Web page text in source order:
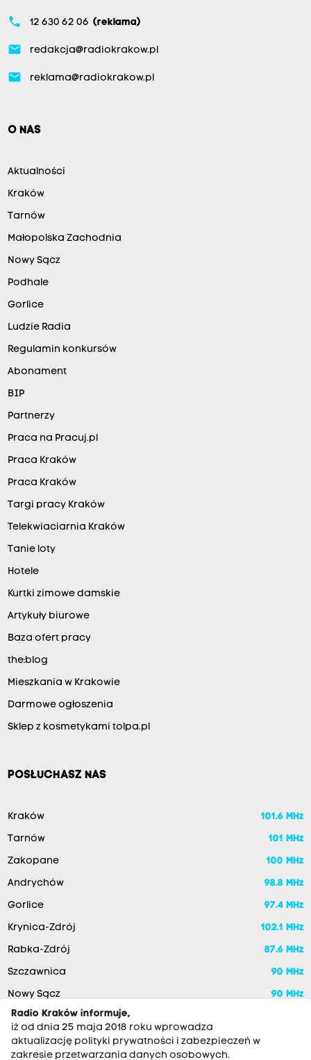
phone 12 630 62 06 (reklama)
email redakcja@radiokrakow.pl
email reklama@radiokrakow.pl
O NAS
Aktualności
Kraków
Tarnów
Małopolska Zachodnia
Nowy Sącz
Podhale
Gorlice
Ludzie Radia
Regulamin konkursów
Abonament
BIP
Partnerzy
Praca na Pracuj.pl
Praca Kraków
Praca Kraków
Targi pracy Kraków
Telekwiaciarnia Kraków
Tanie loty
Hotele
Kurtki zimowe damskie
Artykuły biurowe
Baza ofert pracy
the:blog
Mieszkania w Krakowie
Darmowe ogłoszenia
Sklep z kosmetykami tolpa.pl
POSŁUCHASZ NAS
Kraków 101.6 MHz
Tarnów 101 MHz
Zakopane 100 MHz
Andrychów 98.8 MHz
Gorlice 97.4 MHz
Krynica-Zdrój 102.1 MHz
Rabka-Zdrój 87.6 MHz
Szczawnica 90 MHz
Nowy Sącz
90 MHz
Radio Kraków informuje,
iż od dnia 25 maja 2018 roku wprowadza
aktualizację polityki prywatności i zabezpieczeń w
zakresie przetwarzania danych osobowych.